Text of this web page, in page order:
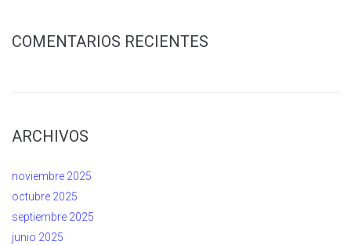
COMENTARIOS RECIENTES
ARCHIVOS
noviembre 2025
octubre 2025
septiembre 2025
junio 2025